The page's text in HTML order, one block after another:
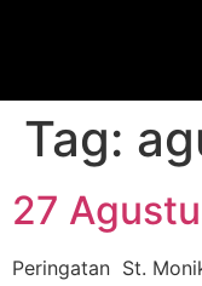
Tag:
27
Peringatan St.